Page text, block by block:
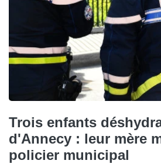
Trois enfants
d'Annecy : leur mère
policier municipal